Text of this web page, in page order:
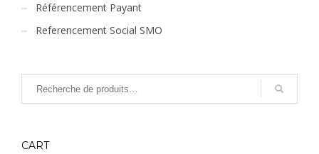
Référencement Payant
Referencement Social SMO
CART